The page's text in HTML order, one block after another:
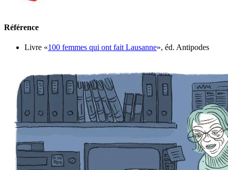
Référence
Livre «100 femmes qui ont fait Lausanne», éd. Antipodes